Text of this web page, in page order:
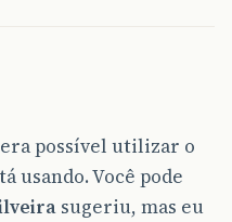
era possível utilizar o
usando. Você pode
sugeriu, mas eu